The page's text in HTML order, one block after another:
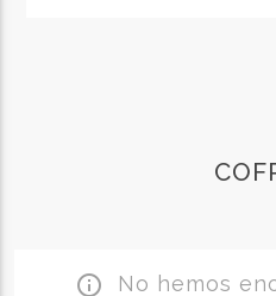
info_outline No hemos